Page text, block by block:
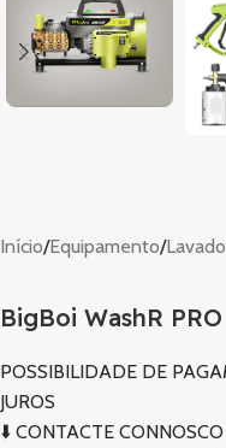
Início/Equipamento/
BigBoi WashR PRO
POSSIBILIDADE DE
JUROS
⬇️ CONTACTE